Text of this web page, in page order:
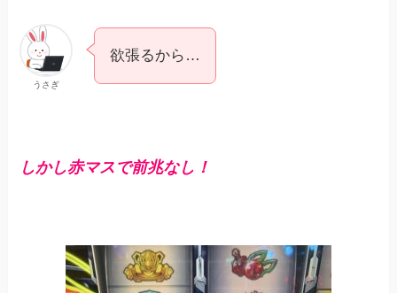
うさぎ
欲張るから…
しかし赤マスで前兆なし！